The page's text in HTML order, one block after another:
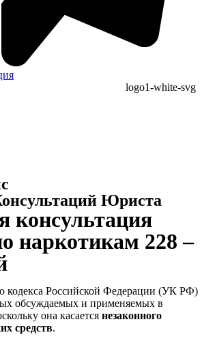
Юриста
консультация
наркотикам 228 –
кодекса Российской Федерации (УК РФ)
обсуждаемых и применяемых в
она касается незаконного
средств.